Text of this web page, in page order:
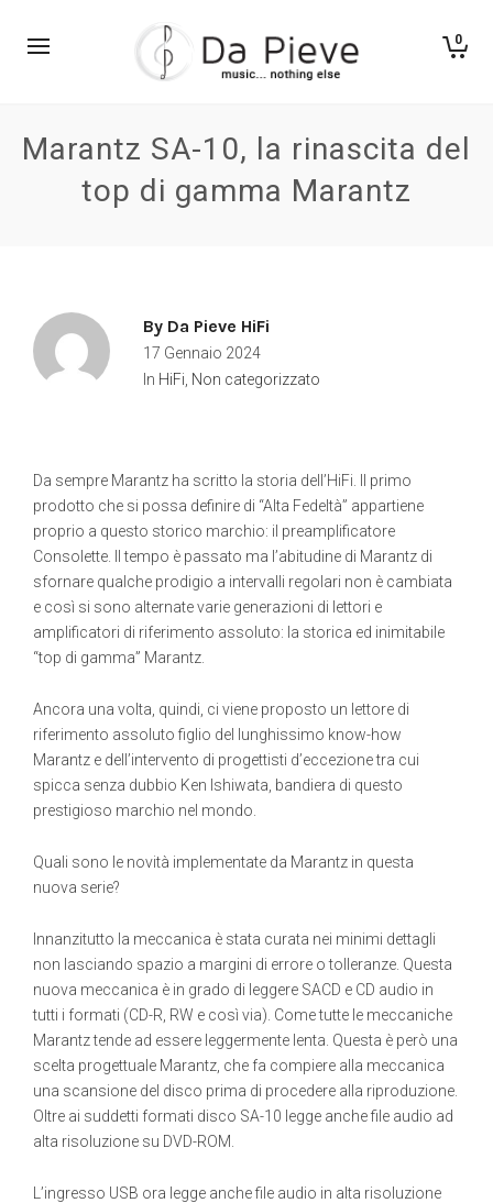
0
Marantz SA-10, la rinascita del
top di gamma Marantz
By Da Pieve HiFi
17 Gennaio 2024
In HiFi Non categorizzato
Da sempre Marantz ha scritto la storia dell’HiFi. Il primo
prodotto che si possa definire di “Alta Fedeltà” appartiene
proprio a questo storico marchio: il preamplificatore
Consolette. Il tempo è passato ma l’abitudine di Marantz di
sfornare qualche prodigio a intervalli regolari non è cambiata
e così si sono alternate varie generazioni di lettori e
amplificatori di riferimento assoluto: la storica ed inimitabile
“top di gamma” Marantz.
Ancora una volta, quindi, ci viene proposto un lettore di
riferimento assoluto figlio del lunghissimo know-how
Marantz e dell’intervento di progettisti d’eccezione tra cui
spicca senza dubbio Ken Ishiwata, bandiera di questo
prestigioso marchio nel mondo.
Quali sono le novità implementate da Marantz in questa
nuova serie?
Innanzitutto la meccanica è stata curata nei minimi dettagli
non lasciando spazio a margini di errore o tolleranze. Questa
nuova meccanica è in grado di leggere SACD e CD audio in
tutti i formati (CD-R, RW e così via). Come tutte le meccaniche
Marantz tende ad essere leggermente lenta. Questa è però una
scelta progettuale Marantz, che fa compiere alla meccanica
una scansione del disco prima di procedere alla riproduzione.
Oltre ai suddetti formati disco SA-10 legge anche file audio ad
alta risoluzione su DVD-ROM.
L’ingresso USB ora legge anche file audio in alta risoluzione